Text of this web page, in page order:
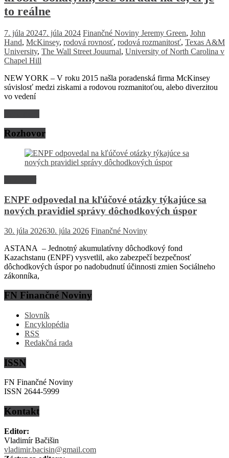
to reálne
7. júla 20247. júla 2024 Finančné Noviny Jeremy Green, John
Hand, McKinsey, rodová rovnosť, rodová rozmanitosť, Texas A&M
University, The Wall Street Jouurnal, University of North Carolina v
Chapel Hill
NEW YORK – V roku 2015 našla poradenská firma McKinsey
súvislosť medzi ziskami a rodovou rozmanitoťou, alebo diverzitou
vo vedení
Rozhovor
ENPF odpovedal na kľúčové otázky týkajúce sa
nových pravidiel správy dôchodkových úspor
30. júla 202630. júla 2026 Finančné Noviny
ASTANA – Jednotný akumulatívny dôchodkový fond
Kazachstanu (ENPF) vysvetlil, ako zabezpečí bezpečnosť
dôchodkových úspor po nadobudnutí účinnosti zmien Sociálneho
zákonníka,
FN Finančné Noviny
Slovník
Encyklopédia
RSS
Redakčná rada
ISSN
FN Finančné Noviny
ISSN 2644-5999
Kontakt
Editor:
Vladimír Bačišin
vladimir.bacisin@gmail.com